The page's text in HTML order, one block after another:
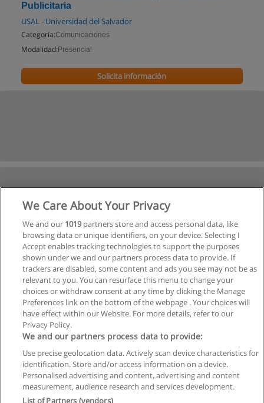
Publicitaria
USAL - Universidad del Salvador
Categoría:Comunicaciones
Modalidad: Presencial
Solicita información
Reglas de uso
Privacidad de datos
We Care About Your Privacy
We and our 1019partners store and access personal data, like
browsing data or unique identifiers, on your device. Selecting I
Accept enables tracking technologies to support the purposes
shown under we and our partners process data to provide. If
trackers are disabled, some content and ads you see may not be as
relevant to you. You can resurface this menu to change your
choices or withdraw consent at any time by clicking the Manage
Preferences link on the bottom of the webpage . Your choices will
have effect within our Website. For more details, refer to our
Privacy Policy.
We and our partners process data to provide:
Use precise geolocation data. Actively scan device characteristics for
identification. Store and/or access information on a device.
Personalised advertising and content, advertising and content
measurement, audience research and services development.
List of Partners (vendors)